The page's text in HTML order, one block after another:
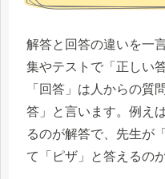
解答と回答の違いを一
集やテストで「正しい
「回答」は人からの質
答」と言います。例え
るのが解答で、先生が
て「ピザ」と答えるの